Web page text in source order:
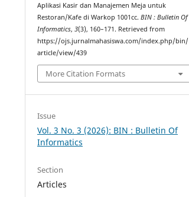
Aplikasi Kasir dan Manajemen Meja untuk
Restoran/Kafe di Warkop 1001cc.BIN : Bulletin Of
Informatics,3(3), 160–171. Retrieved from
https://ojs.jurnalmahasiswa.com/index.php/bin/
article/view/439
More Citation Formats
Issue
Vol. 3 No. 3 (2026): BIN : Bulletin Of
Informatics
Section
Articles